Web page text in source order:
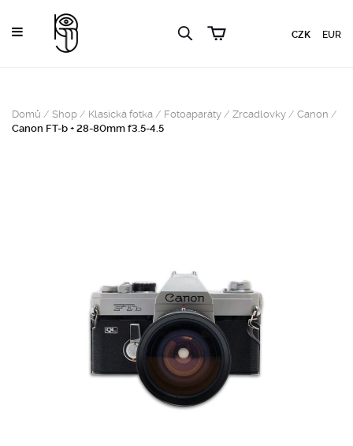
CZK EUR
Domů / Shop / Klasická fotka / Fotoaparáty / Zrcadlovky / Canon /
Canon FT-b + 28-80mm f3.5-4.5